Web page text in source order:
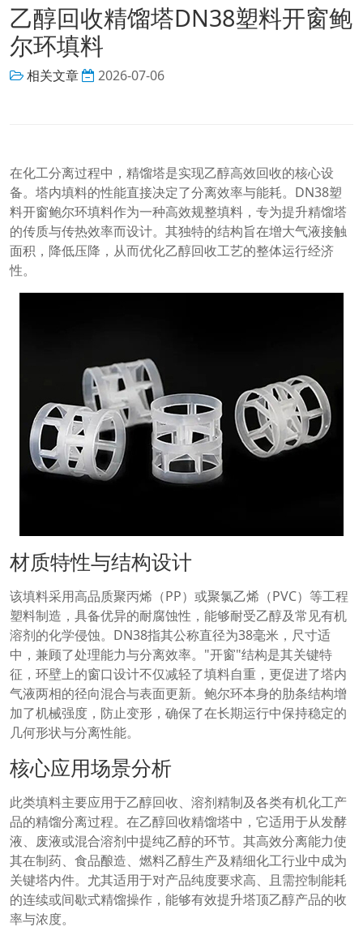
乙醇回收精馏塔DN38塑料开窗鲍
尔环填料
相关文章 2026-07-06
在化工分离过程中，精馏塔是实现乙醇高效回收的核心设
备。塔内填料的性能直接决定了分离效率与能耗。DN38塑
料开窗鲍尔环填料作为一种高效规整填料，专为提升精馏塔
的传质与传热效率而设计。其独特的结构旨在增大气液接触
面积，降低压降，从而优化乙醇回收工艺的整体运行经济
性。
材质特性与结构设计
该填料采用高品质聚丙烯（PP）或聚氯乙烯（PVC）等工程
塑料制造，具备优异的耐腐蚀性，能够耐受乙醇及常见有机
溶剂的化学侵蚀。DN38指其公称直径为38毫米，尺寸适
中，兼顾了处理能力与分离效率。"开窗"结构是其关键特
征，环壁上的窗口设计不仅减轻了填料自重，更促进了塔内
气液两相的径向混合与表面更新。鲍尔环本身的肋条结构增
加了机械强度，防止变形，确保了在长期运行中保持稳定的
几何形状与分离性能。
核心应用场景分析
此类填料主要应用于乙醇回收、溶剂精制及各类有机化工产
品的精馏分离过程。在乙醇回收精馏塔中，它适用于从发酵
液、废液或混合溶剂中提纯乙醇的环节。其高效分离能力使
其在制药、食品酿造、燃料乙醇生产及精细化工行业中成为
关键塔内件。尤其适用于对产品纯度要求高、且需控制能耗
的连续或间歇式精馏操作，能够有效提升塔顶乙醇产品的收
率与浓度。